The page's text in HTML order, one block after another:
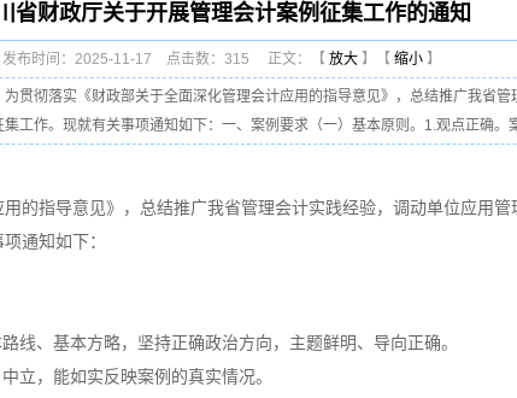
省财政厅关于开展管理会计案例征集工作的通知
发布时间：2025-11-17 点击数：315 正文：【 放大 】【 缩小 】
贯彻落实《财政部关于全面深化管理会计应用的指导意见》，总结推广我省
工作。现就有关事项通知如下：一、案例要求（一）基本原则。1.观点正确。
的指导意见》，总结推广我省管理会计实践经验，调动单位应用
通知如下：
线、基本方略，坚持正确政治方向，主题鲜明、导向正确。
立，能如实反映案例的真实情况。